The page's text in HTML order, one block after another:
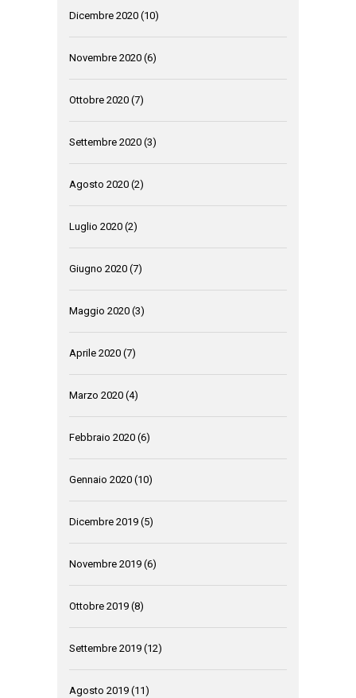
Dicembre 2020 (10)
Novembre 2020 (6)
Ottobre 2020 (7)
Settembre 2020 (3)
Agosto 2020 (2)
Luglio 2020 (2)
Giugno 2020 (7)
Maggio 2020 (3)
Aprile 2020 (7)
Marzo 2020 (4)
Febbraio 2020 (6)
Gennaio 2020 (10)
Dicembre 2019 (5)
Novembre 2019 (6)
Ottobre 2019 (8)
Settembre 2019 (12)
Agosto 2019 (11)